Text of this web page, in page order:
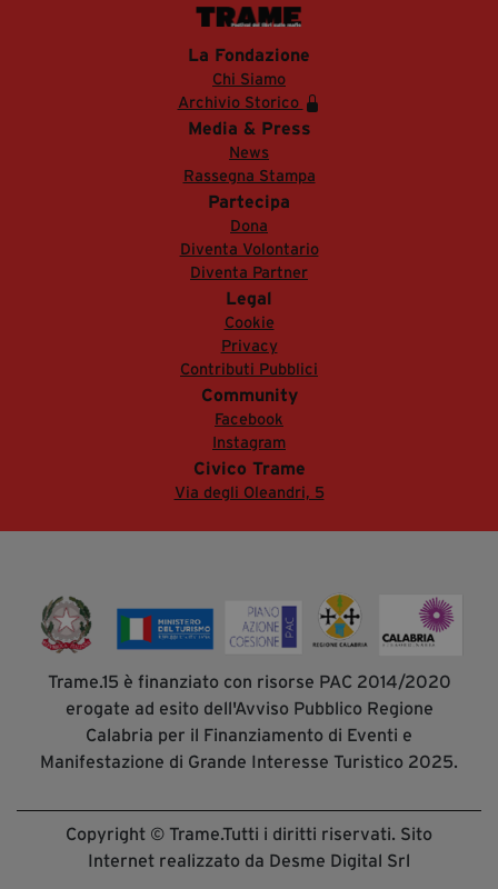
La Fondazione
Chi Siamo
Archivio Storico
Media & Press
News
Rassegna Stampa
Partecipa
Dona
Diventa Volontario
Diventa Partner
Legal
Cookie
Privacy
Contributi Pubblici
Community
Facebook
Instagram
Civico Trame
Via degli Oleandri, 5
Trame.15 è finanziato con risorse PAC 2014/2020
erogate ad esito dell'Avviso Pubblico Regione
Calabria per il Finanziamento di Eventi e
Manifestazione di Grande Interesse Turistico 2025.
Copyright © Trame.Tutti i diritti riservati. Sito
Internet realizzato da Desme Digital Srl